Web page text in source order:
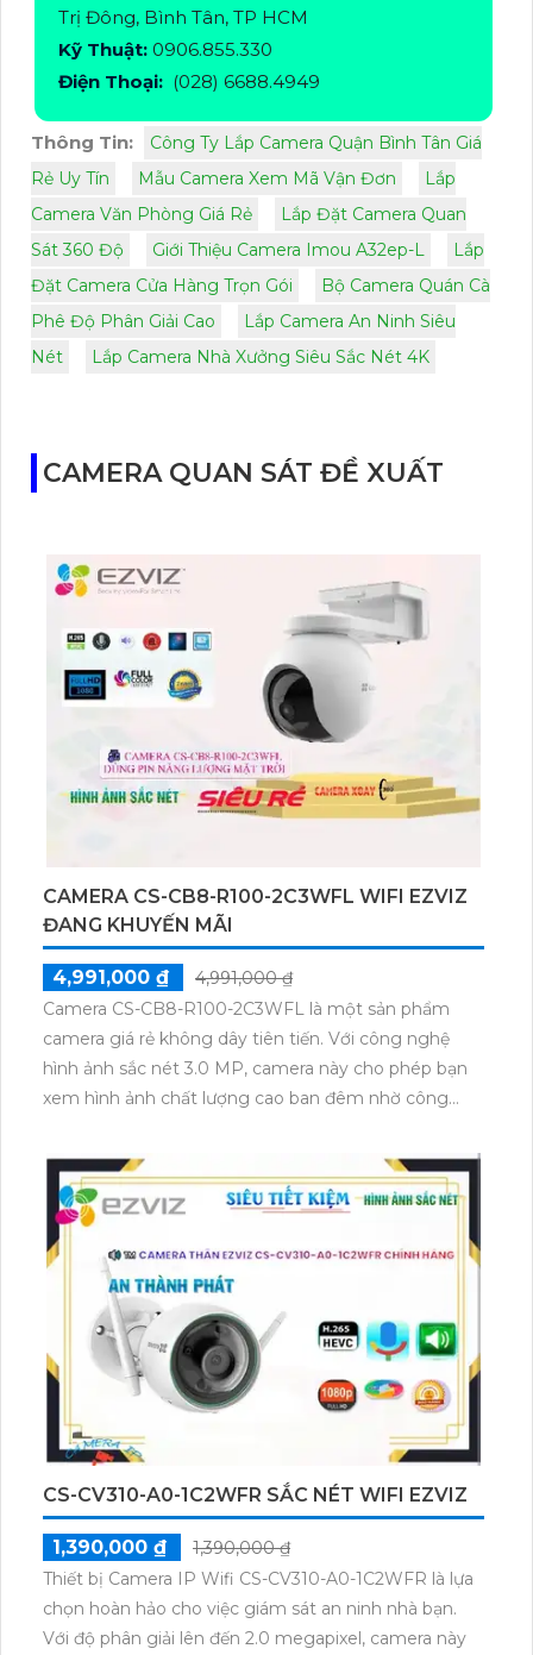
Trị Đông, Bình Tân, TP HCM
Kỹ Thuật: 0906.855.330
Điện Thoại: (028) 6688.4949
Thông Tin:
Công Ty Lắp Camera Quận Bình Tân Giá
Rẻ Uy Tín
Mẫu Camera Xem Mã Vận Đơn
Lắp
Camera Văn Phòng Giá Rẻ
Lắp Đặt Camera Quan
Sát 360 Độ
Giới Thiệu Camera Imou A32ep-L
Lắp
Đặt Camera Cửa Hàng Trọn Gói
Bộ Camera Quán Cà
Phê Độ Phân Giải Cao
Lắp Camera An Ninh Siêu
Nét
Lắp Camera Nhà Xưởng Siêu Sắc Nét 4K
CAMERA QUAN SÁT ĐỀ XUẤT
CAMERA CS-CB8-R100-2C3WFL WIFI EZVIZ
ĐANG KHUYẾN MÃI
4,991,000 ₫
4,991,000 ₫
Camera CS-CB8-R100-2C3WFL là một sản phẩm
camera giá rẻ không dây tiên tiến. Với công nghệ
hình ảnh sắc nét 3.0 MP, camera này cho phép bạn
xem hình ảnh chất lượng cao ban đêm nhờ công
công nghệ IP Wifi, giúp bạn dễ dàng cài đặt và quản
lý camera từ xa. Độ phân giải cao đảm bảo bạn nhìn
rõ mọi chi tiết và màu sắc ngay cả trong điều kiện
ánh sáng yếu. Thiết kế tinh tế và sang trọng của
camera giúp nó phù hợp với mọi không gian. Khả
năng xoay 360 độ giúp bạn quan sát toàn cảnh một
cách dễ dàng. Camera cũng có chức năng thu âm,
nên rất thích hợp để đặt trong các phòng hội nghị
hoặc văn phòng làm việc.
CS-CV310-A0-1C2WFR SẮC NÉT WIFI EZVIZ
1,390,000 ₫
1,390,000 ₫
Thiết bị Camera IP Wifi CS-CV310-A0-1C2WFR là lựa
chọn hoàn hảo cho việc giám sát an ninh nhà bạn.
Với độ phân giải lên đến 2.0 megapixel, camera này